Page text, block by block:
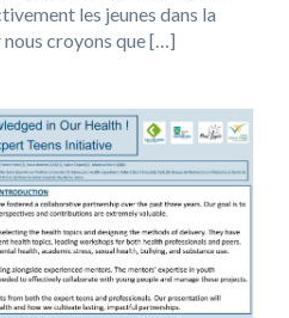
les jeunes dans la
nous croyons que […]